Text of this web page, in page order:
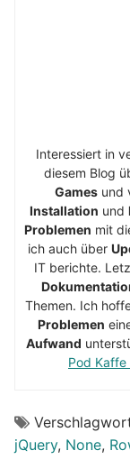
Interessiert in
diesem Blog
Gamesund
Installation und
Problemen mit
ich auch über
IT berichte.
Themen. Ich
Problemen
Aufwand
Pod
jQuery, None,